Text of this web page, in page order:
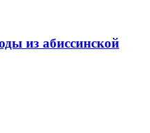
из абиссинской